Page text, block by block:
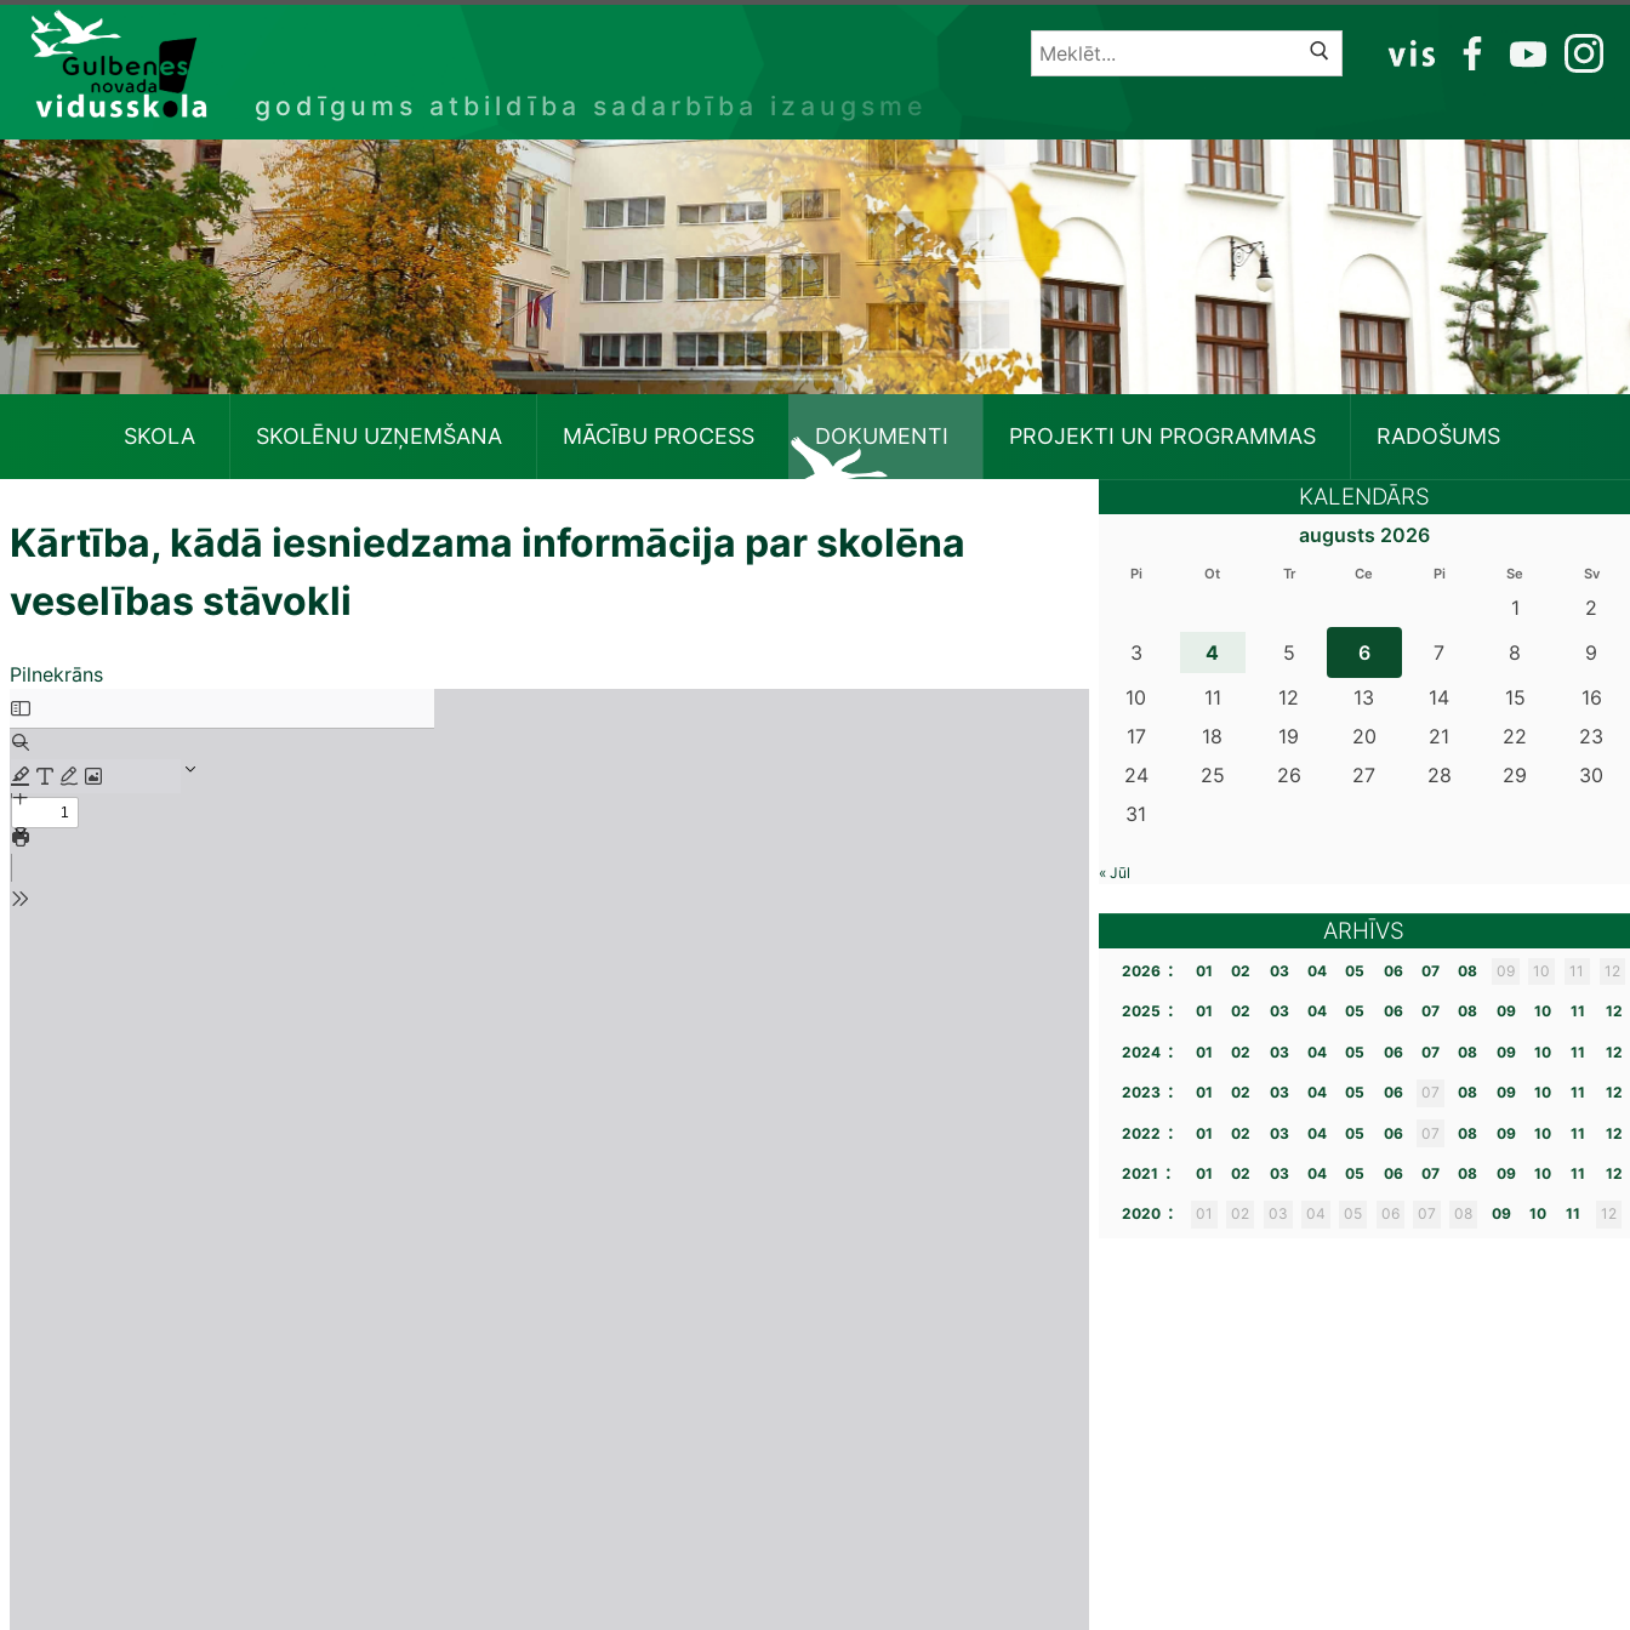
Izlaist
godīgums atbildība sadarbība izaugsme
VIS FB YT IG
SKOLA SKOLĒNU UZŅEMŠANA MĀCĪBU PROCESS DOKUMENTI PROJEKTI UN PROGRAMMAS RADOŠUMS
Kārtība, kādā iesniedzama informācija par skolēna
veselības stāvokli
Pilnekrāns
Skip
to
PDF
content
KALENDĀRS
augusts 2026
Pi Ot Tr Ce Pi Se Sv
1
2
3
4 5 6 7 8
9
10
11 12 13 14 15
16
17
18 19 20 21 22
23
24
25 26 27 28 29
30
31
« Jūl
ARHĪVS
2026 : 01 02 03 04 05 06 07 08 09 10 11 12
2025 : 01 02 03 04 05 06 07 08 09 10 11 12
2024 : 01 02 03 04 05 06 07 08 09 10 11 12
2023 : 01 02 03 04 05 06 07 08 09 10 11 12
2022 : 01 02 03 04 05 06 07 08 09 10 11 12
2021 : 01 02 03 04 05 06 07 08 09 10 11 12
2020 : 01 02 03 04 05 06 07 08 09 10 11 12